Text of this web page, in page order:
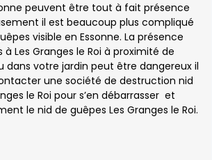
peuvent être tout à fait présence
il est beaucoup plus compliqué
visible en Essonne. La présence
à Les Granges le Roi à proximité de
dans votre jardin peut être dangereux il
une société de destruction nid
le Roi pour s’en débarrasser et
le nid de guêpes Les Granges le Roi.